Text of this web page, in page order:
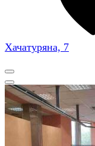
Хачатуряна, 7